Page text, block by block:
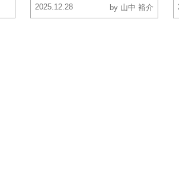
2025.12.28 by 山中 裕介